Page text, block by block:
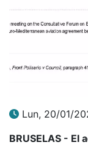
Lun, 20/01/
BRUSELAS - El